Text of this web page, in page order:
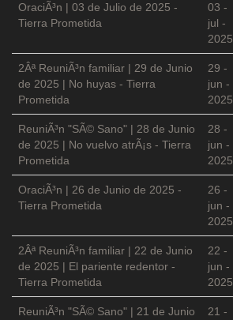
OraciÃ³n | 03 de Julio de 2025 -
Tierra Prometida
03 -
jul -
2025
2Âª ReuniÃ³n familiar | 29 de Junio
de 2025 | No huyas - Tierra
Prometida
29 -
jun -
2025
ReuniÃ³n "SÃ© Sano" | 28 de Junio
de 2025 | No vuelvo atrÃ¡s - Tierra
Prometida
28 -
jun -
2025
OraciÃ³n | 26 de Junio de 2025 -
Tierra Prometida
26 -
jun -
2025
2Âª ReuniÃ³n familiar | 22 de Junio
de 2025 | El pariente redentor -
Tierra Prometida
22 -
jun -
2025
ReuniÃ³n "SÃ© Sano" | 21 de Junio
21 -